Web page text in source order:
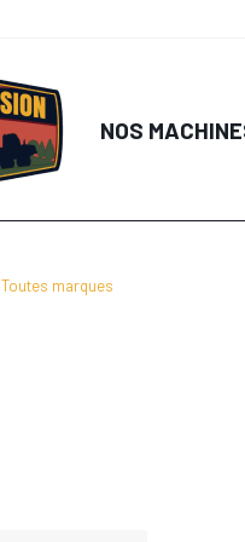
NOS
Toutes marques